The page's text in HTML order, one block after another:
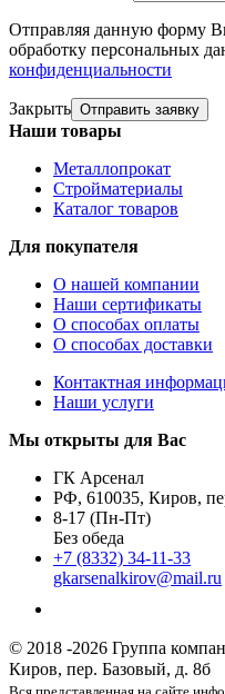
Отправляя данную форму
обработку персональных
конфиденциальности
Закрыть Отправить заявку
Наши товары
Металлопрокат
Стройматериалы
Каталог товаров
Для покупателя
О нашей компании
Наши сертификаты
О способах оплаты
О способах доставки
Контактная
Наши услуги
Мы открыты для Вас
ГК Арсенал
РФ, 610035, Киров,
8-17 (Пн-Пт)
Без обеда
+7 (8332) 34-11-33
gkarsenalkirov@mail.ru
© 2018 -2026 Группа
Киров, пер. Базовый, д. 8б